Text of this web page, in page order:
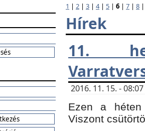
1 | 2 | 3 | 4| 5 | 6 | 7 | 8
Hírek
11.
2016. 11. 15. -
Ezen a héten
Viszont